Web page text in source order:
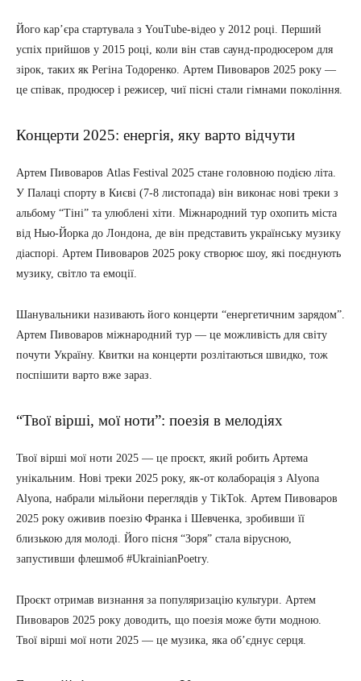
Його кар’єра стартувала з YouTube-відео у 2012 році. Перший
успіх прийшов у 2015 році, коли він став саунд-продюсером для
зірок, таких як Регіна Тодоренко. Артем Пивоваров 2025 року —
це співак, продюсер і режисер, чиї пісні стали гімнами покоління.
Концерти 2025: енергія, яку варто відчути
Артем Пивоваров Atlas Festival 2025 стане головною подією літа.
У Палаці спорту в Києві (7-8 листопада) він виконає нові треки з
альбому “Тіні” та улюблені хіти. Міжнародний тур охопить міста
від Нью-Йорка до Лондона, де він представить українську музику
діаспорі. Артем Пивоваров 2025 року створює шоу, які поєднують
музику, світло та емоції.
Шанувальники називають його концерти “енергетичним зарядом”.
Артем Пивоваров міжнародний тур — це можливість для світу
почути Україну. Квитки на концерти розлітаються швидко, тож
поспішити варто вже зараз.
“Твої вірші, мої ноти”: поезія в мелодіях
Твої вірші мої ноти 2025 — це проєкт, який робить Артема
унікальним. Нові треки 2025 року, як-от колаборація з Alyona
Alyona, набрали мільйони переглядів у TikTok. Артем Пивоваров
2025 року оживив поезію Франка і Шевченка, зробивши її
близькою для молоді. Його пісня “Зоря” стала вірусною,
запустивши флешмоб #UkrainianPoetry.
Проєкт отримав визнання за популяризацію культури. Артем
Пивоваров 2025 року доводить, що поезія може бути модною.
Твої вірші мої ноти 2025 — це музика, яка об’єднує серця.